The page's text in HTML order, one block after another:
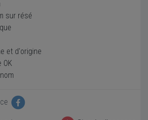
sur résé
et d'origine
OK